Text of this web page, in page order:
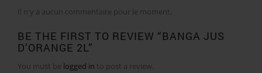
Il n'y a aucun commentaire pour le moment.
BE THE FIRST TO REVIEW “BANGA JUS
D’ORANGE 2L”
You must be logged in to post a review.